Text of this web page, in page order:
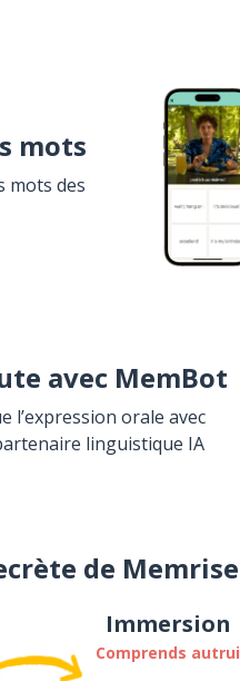
mots
mots des
avec MemBot
l’expression orale avec
linguistique IA
de Memrise
Immersion
Comprends autrui